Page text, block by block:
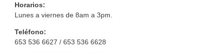
Horarios:
Lunes a viernes de 8am a 3pm.
Teléfono:
653 536 6627 / 653 536 6628